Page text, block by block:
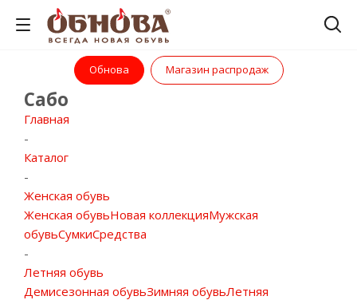
Обнова Магазин распродаж
Сабо
Главная
-
Каталог
-
Женская обувь
Женская обувьНовая коллекцияМужская
обувьСумкиСредства
-
Летняя обувь
Демисезонная обувьЗимняя обувьЛетняя